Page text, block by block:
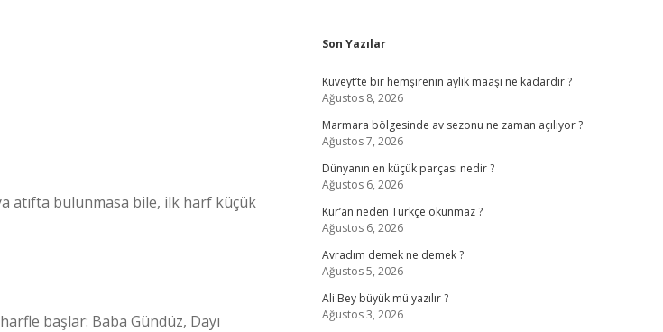
atıfta bulunmasa bile, ilk harf küçük
başlar: Baba Gündüz, Dayı
Sidebar
Son Yazılar
Kuveyt’te bir hemşirenin aylık maaşı ne kadardır ?
Ağustos 8, 2026
Marmara bölgesinde av sezonu ne zaman açılıyor ?
Ağustos 7, 2026
Dünyanın en küçük parçası nedir ?
Ağustos 6, 2026
Kur’an neden Türkçe okunmaz ?
Ağustos 6, 2026
Avradım demek ne demek ?
Ağustos 5, 2026
Ali Bey büyük mü yazılır ?
Ağustos 3, 2026